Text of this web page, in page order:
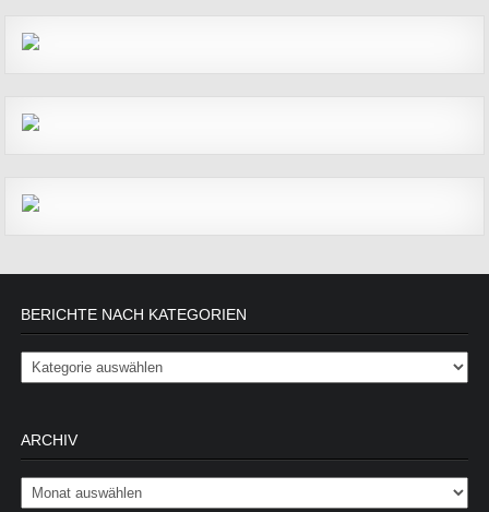
BERICHTE NACH KATEGORIEN
Berichte nach Kategorien
ARCHIV
Archiv